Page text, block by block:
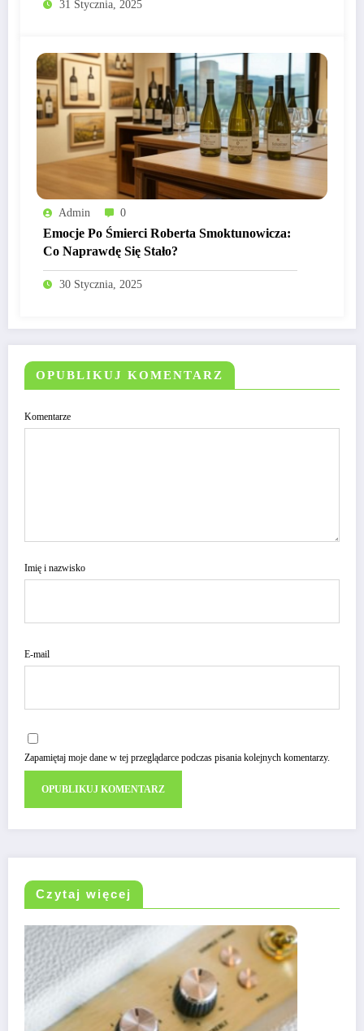
31 Stycznia, 2025
Admin 0
Emocje Po Śmierci Roberta Smoktunowicza:
Co Naprawdę Się Stało?
30 Stycznia, 2025
OPUBLIKUJ KOMENTARZ
Komentarze
Imię i nazwisko
E-mail
Zapamiętaj moje dane w tej przeglądarce podczas pisania kolejnych komentarzy.
Czytaj więcej